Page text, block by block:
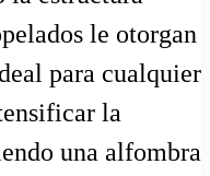
le otorgan
para cualquier
la
una alfombra